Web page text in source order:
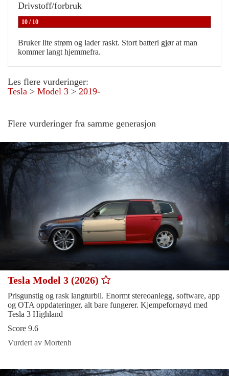
Drivstoff/forbruk
10 / 10
Bruker lite strøm og lader raskt. Stort batteri gjør at man
kommer langt hjemmefra.
Les flere vurderinger:
Tesla > Model 3 > 2019-
Flere vurderinger fra samme generasjon
Tesla Model 3 (2026)
Prisgunstig og rask langturbil. Enormt stereoanlegg, software, app
og OTA oppdateringer, alt bare fungerer. Kjempefornøyd med
Tesla 3 Highland
Score 9.6
Vurdert av Mortenh